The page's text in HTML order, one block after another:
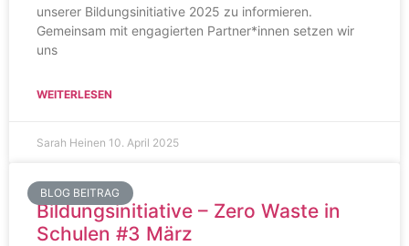
unserer Bildungsinitiative 2025 zu informieren.
Gemeinsam mit engagierten Partner*innen setzen wir
uns
WEITERLESEN
Sarah Heinen 10. April 2025
BLOG BEITRAG
Bildungsinitiative – Zero Waste in
Schulen #3 März